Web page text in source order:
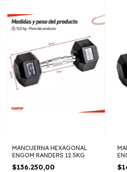
MANCUERNA HEXAGONAL
ENGOM RANDERS 12.5KG
$136.250,00